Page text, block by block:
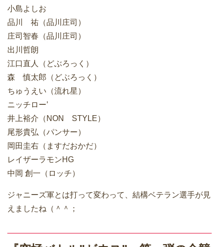
小島よしお
品川 祐（品川庄司）
庄司智春（品川庄司）
出川哲朗
江口直人（どぶろっく）
森 慎太郎（どぶろっく）
ちゅうえい（流れ星）
ニッチロー’
井上裕介（NON STYLE）
尾形貴弘（パンサー）
岡田圭右（ますだおかだ）
レイザーラモンHG
中岡 創一（ロッチ）
ジャニーズ軍とは打って変わって、結構ベテラン選手が見
えましたね（＾＾；